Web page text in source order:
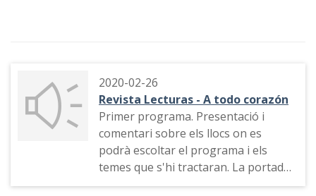
2020-02-26
Revista Lecturas - A todo corazón
Primer programa. Presentació i
comentari sobre els llocs on es
podrà escoltar el programa i els
temes que s'hi tractaran. La portada
de la revista "Lecturas"